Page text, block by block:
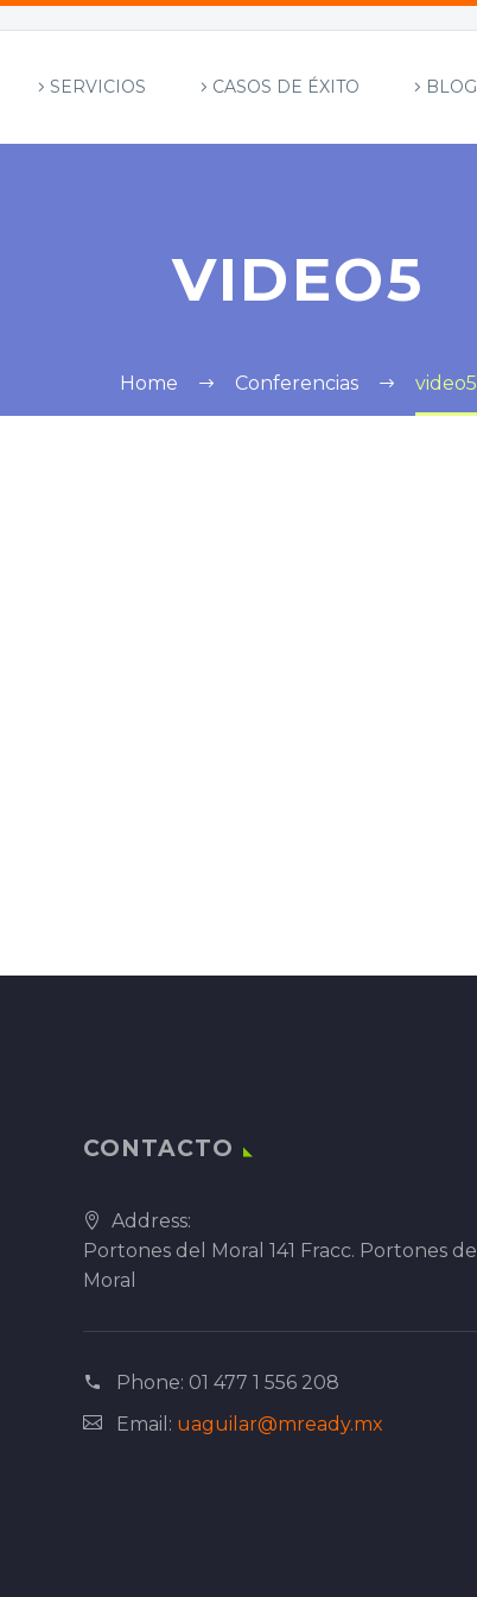
SERVICIOS CASOS DE ÉXITO BLOG
VIDEO5
Home Conferencias video5
CONTACTO
Address:
Portones del Moral 141 Fracc. Portones del
Moral
Phone: 01 477 1 556 208
Email: uaguilar@mready.mx